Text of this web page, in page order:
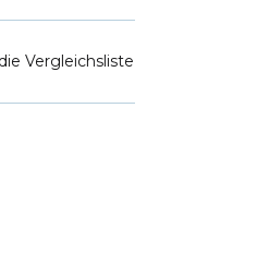
Vergleichsliste